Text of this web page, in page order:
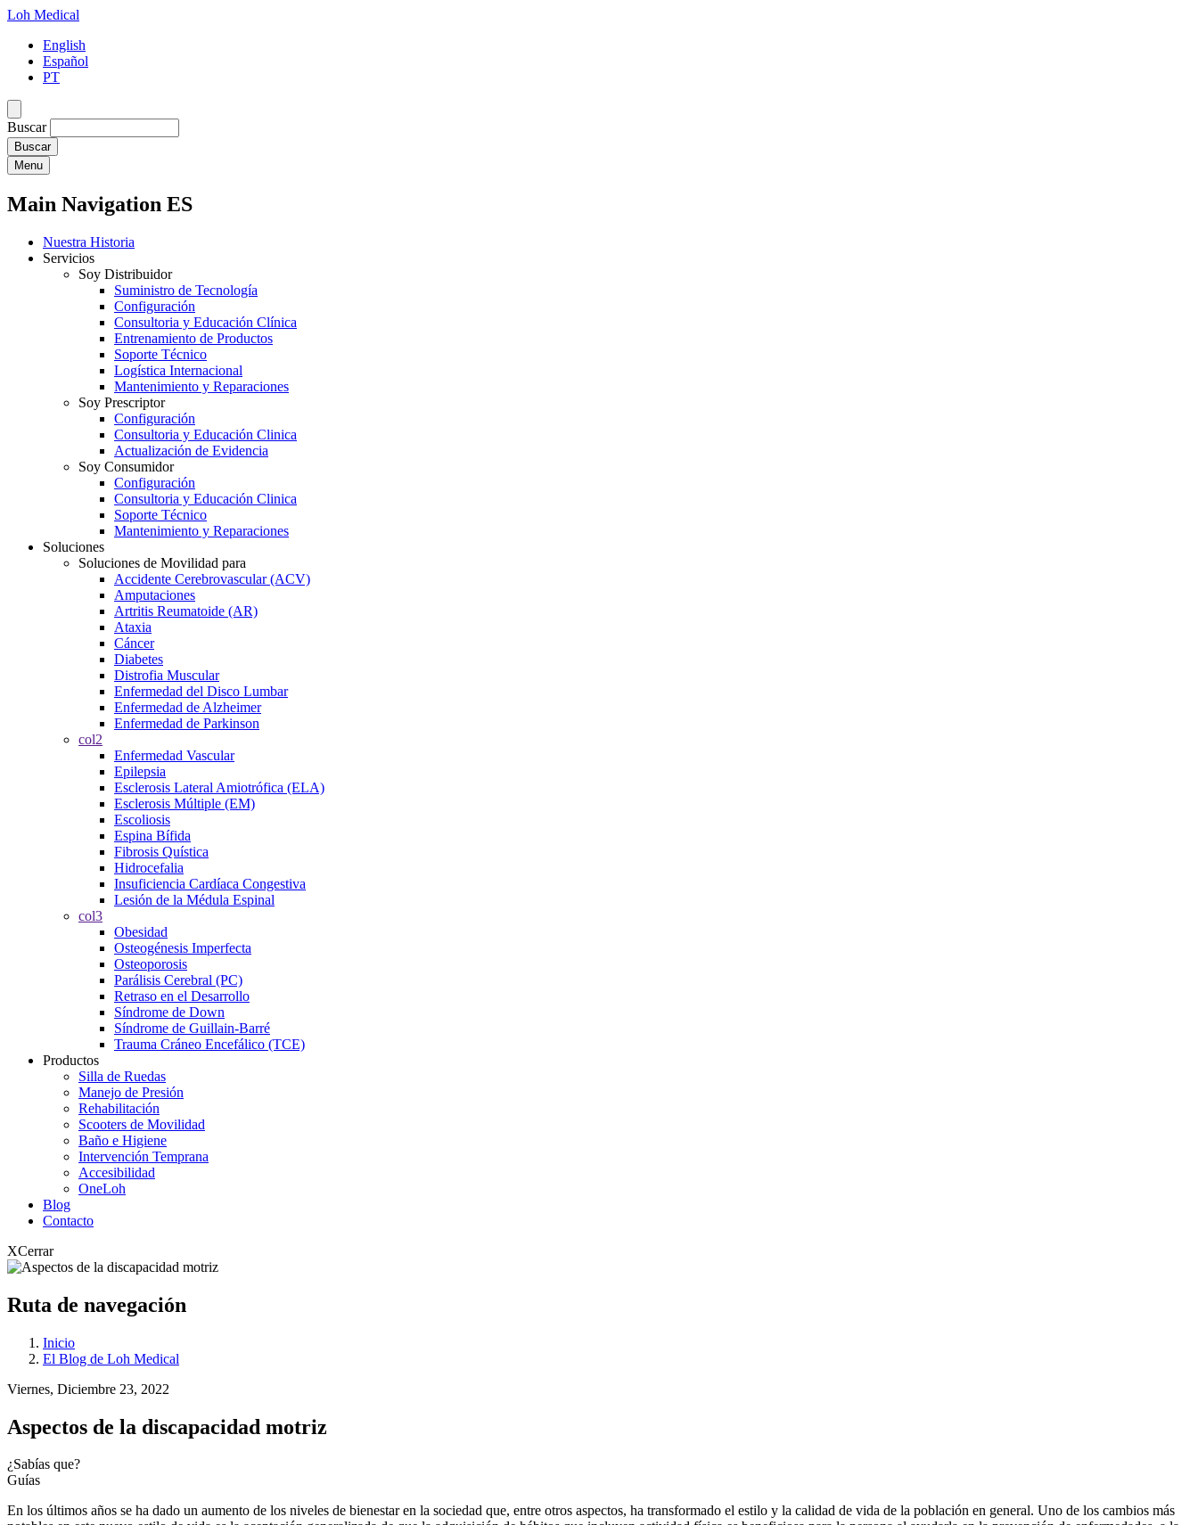
Loh Medical
English
Español
PT
Buscar
Menu
Main Navigation ES
Nuestra Historia
Servicios
Soy Distribuidor
Suministro de Tecnología
Configuración
Consultoria y Educación Clínica
Entrenamiento de Productos
Soporte Técnico
Logística Internacional
Mantenimiento y Reparaciones
Soy Prescriptor
Configuración
Consultoria y Educación Clinica
Actualización de Evidencia
Soy Consumidor
Configuración
Consultoria y Educación Clinica
Soporte Técnico
Mantenimiento y Reparaciones
Soluciones
Soluciones de Movilidad para
Accidente Cerebrovascular (ACV)
Amputaciones
Artritis Reumatoide (AR)
Ataxia
Cáncer
Diabetes
Distrofia Muscular
Enfermedad del Disco Lumbar
Enfermedad de Alzheimer
Enfermedad de Parkinson
col2
Enfermedad Vascular
Epilepsia
Esclerosis Lateral Amiotrófica (ELA)
Esclerosis Múltiple (EM)
Escoliosis
Espina Bífida
Fibrosis Quística
Hidrocefalia
Insuficiencia Cardíaca Congestiva
Lesión de la Médula Espinal
col3
Obesidad
Osteogénesis Imperfecta
Osteoporosis
Parálisis Cerebral (PC)
Retraso en el Desarrollo
Síndrome de Down
Síndrome de Guillain-Barré
Trauma Cráneo Encefálico (TCE)
Productos
Silla de Ruedas
Manejo de Presión
Rehabilitación
Scooters de Movilidad
Baño e Higiene
Intervención Temprana
Accesibilidad
OneLoh
Blog
Contacto
XCerrar
Ruta de navegación
Inicio
El Blog de Loh Medical
Viernes, Diciembre 23, 2022
Aspectos de la discapacidad motriz
¿Sabías que?
Guías
En los últimos años se ha dado un aumento de los niveles de bienestar en la sociedad que, entre otros aspectos, ha transformado el estilo y la calidad de vida de la población en general. Uno de los cambios más